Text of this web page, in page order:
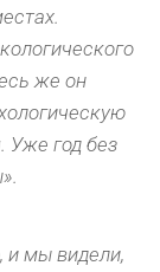
же он
Уже год без
и мы видели,